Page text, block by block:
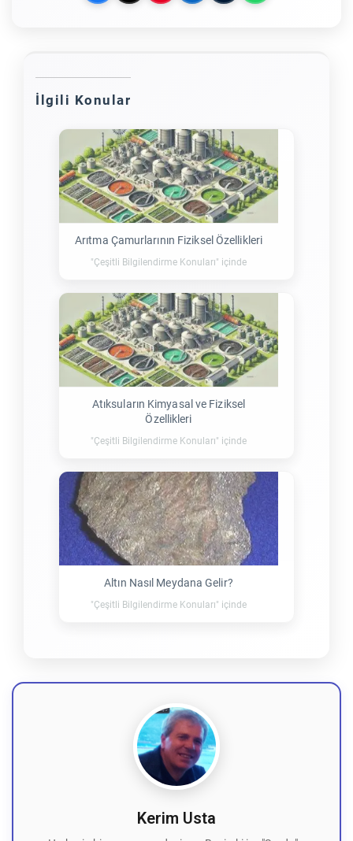
İlgili Konular
Arıtma Çamurlarının Fiziksel Özellikleri
"Çeşitli Bilgilendirme Konuları" içinde
Atıksuların Kimyasal ve Fiziksel
Özellikleri
"Çeşitli Bilgilendirme Konuları" içinde
Altın Nasıl Meydana Gelir?
"Çeşitli Bilgilendirme Konuları" içinde
Kerim Usta